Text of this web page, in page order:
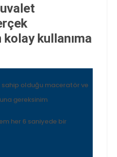
kullanıma
sahip olduğu maceratör ve
gereksinim
her 6 saniyede bir